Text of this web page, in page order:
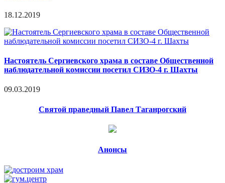
18.12.2019
Настоятель Сергиевского храма в составе Общественной
наблюдательной комиссии посетил СИЗО-4 г. Шахты
09.03.2019
Святой праведный Павел Таганрогский
Анонсы